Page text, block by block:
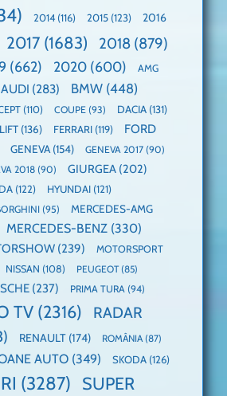
câștigătoare,
domină
2014 (116) 2015 (123) 2016
2017 (1683) 2018 (879)
(662) 2020 (600)
AMG
AUDI (283) BMW (448)
(110) COUPE (93) DACIA (131)
(136) FERRARI (119)
FORD
GENEVA(154) GENEVA 2017 (90)
2018(90) GIURGEA (202)
(122) HYUNDAI (121)
(95)
MERCEDES-AMG
MERCEDES-BENZ (330)
(239)
MOTORSPORT
NISSAN (108) PEUGEOT(85)
(237) PRIMA TURA (94)
TV (2316)
RADAR
RENAULT (174) ROMÂNIA(87)
AUTO (349) SKODA (126)
(3287)
SUPER